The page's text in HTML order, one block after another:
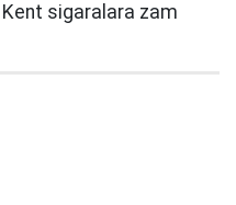
Kent sigaralara zam